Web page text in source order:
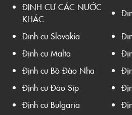
ĐỊNH CƯ CÁC NƯỚC
KHÁC
Định cư Slovakia
Định cư Malta
Định cư Bồ Đào Nha
Định cư Đảo Síp
Định cư Bulgaria